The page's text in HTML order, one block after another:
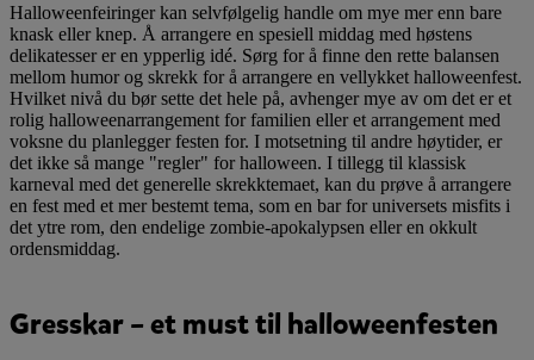
Halloweenfeiringer kan selvfølgelig handle om mye mer enn bare
knask eller knep. Å arrangere en spesiell middag med høstens
delikatesser er en ypperlig idé. Sørg for å finne den rette balansen
mellom humor og skrekk for å arrangere en vellykket halloweenfest.
Hvilket nivå du bør sette det hele på, avhenger mye av om det er et
rolig halloweenarrangement for familien eller et arrangement med
voksne du planlegger festen for. I motsetning til andre høytider, er
det ikke så mange "regler" for halloween. I tillegg til klassisk
karneval med det generelle skrekktemaet, kan du prøve å arrangere
en fest med et mer bestemt tema, som en bar for universets misfits i
det ytre rom, den endelige zombie-apokalypsen eller en okkult
ordensmiddag.
Gresskar – et must til halloweenfesten